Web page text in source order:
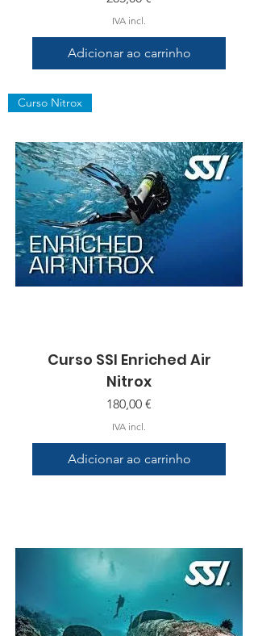
IVA incl.
Adicionar ao carrinho
Curso Nitrox
Curso SSI Enriched Air
Nitrox
Preço
180,00 €
IVA incl.
Adicionar ao carrinho